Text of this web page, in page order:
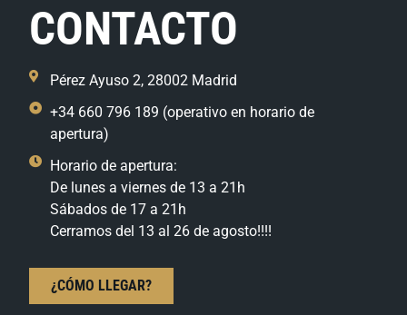
CONTACTO
Pérez Ayuso 2, 28002 Madrid
+34 660 796 189 (operativo en horario de
apertura)
Horario de apertura:
De lunes a viernes de 13 a 21h
Sábados de 17 a 21h
Cerramos del 13 al 26 de agosto!!!!
¿CÓMO LLEGAR?